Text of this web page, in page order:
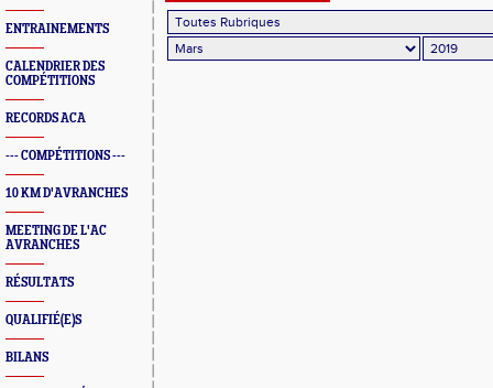
ENTRAINEMENTS
CALENDRIER DES
COMPÉTITIONS
RECORDS ACA
--- COMPÉTITIONS ---
10 KM D'AVRANCHES
MEETING DE L'AC
AVRANCHES
RÉSULTATS
QUALIFIÉ(E)S
BILANS